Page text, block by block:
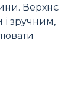
Верхнє
зручним,